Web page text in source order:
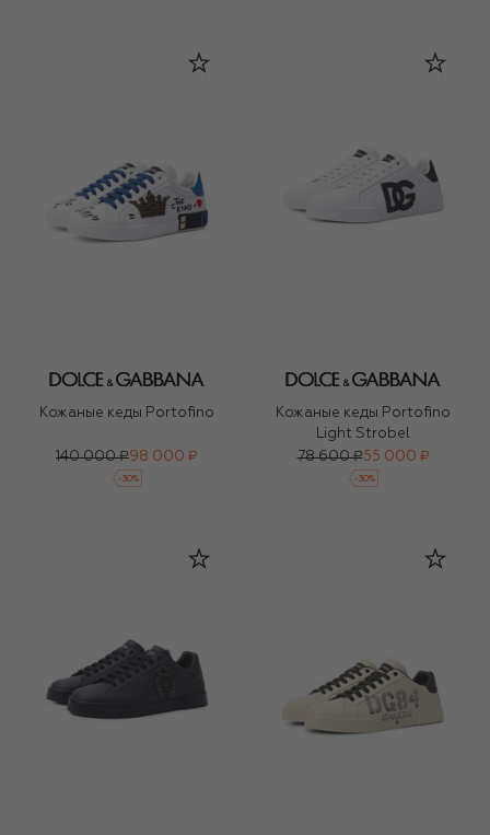
Кожаные кеды Portofino
140 000 ₽98 000 ₽
-30%
Кожаные кеды Portofino
Light Strobel
78 600 ₽55 000 ₽
-30%